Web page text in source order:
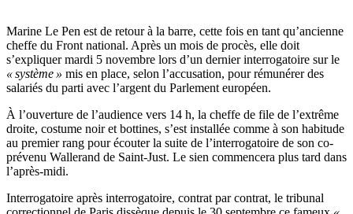
Marine Le Pen est de retour à la barre, cette fois en tant qu’ancienne
cheffe du Front national. Après un mois de procès, elle doit
s’expliquer mardi 5 novembre lors d’un dernier interrogatoire sur le
« système » mis en place, selon l’accusation, pour rémunérer des
salariés du parti avec l’argent du Parlement européen.
À l’ouverture de l’audience vers 14 h, la cheffe de file de l’extrême
droite, costume noir et bottines, s’est installée comme à son habitude
au premier rang pour écouter la suite de l’interrogatoire de son co-
prévenu Wallerand de Saint-Just. Le sien commencera plus tard dans
l’après-midi.
Interrogatoire après interrogatoire, contrat par contrat, le tribunal